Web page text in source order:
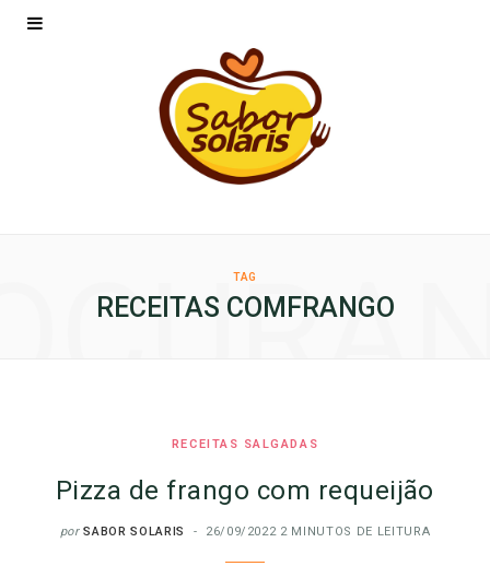
TAG
RECEITAS COMFRANGO
RECEITAS SALGADAS
Pizza de frango com requeijão
por SABOR SOLARIS 26/09/2022 2 MINUTOS DE LEITURA